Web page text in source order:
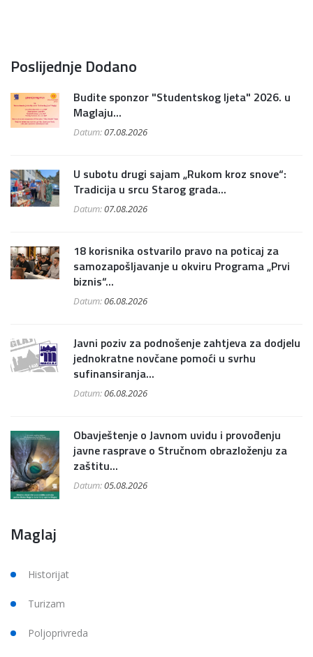
Poslijednje Dodano
Budite sponzor "Studentskog ljeta" 2026. u
Maglaju...
Datum:07.08.2026
U subotu drugi sajam „Rukom kroz snove“:
Tradicija u srcu Starog grada...
Datum:07.08.2026
18 korisnika ostvarilo pravo na poticaj za
samozapošljavanje u okviru Programa „Prvi
biznis“...
Datum:06.08.2026
Javni poziv za podnošenje zahtjeva za dodjelu
jednokratne novčane pomoći u svrhu
sufinansiranja...
Datum:06.08.2026
Obavještenje o Javnom uvidu i provođenju
javne rasprave o Stručnom obrazloženju za
zaštitu...
Datum:05.08.2026
Maglaj
Historijat
Turizam
Poljoprivreda